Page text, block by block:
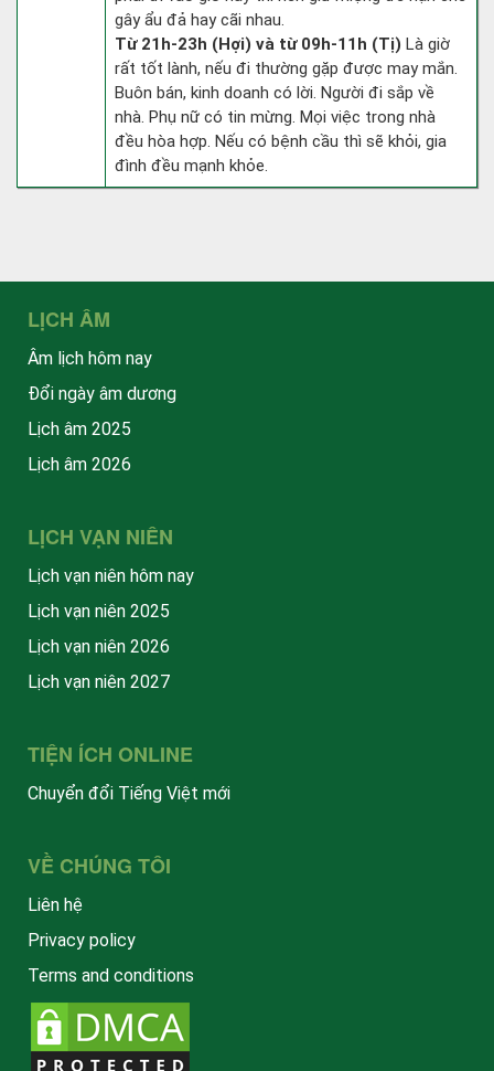
gây ẩu đả hay cãi nhau.
Từ 21h-23h (Hợi) và từ 09h-11h (Tị) Là giờ
rất tốt lành, nếu đi thường gặp được may mắn.
Buôn bán, kinh doanh có lời. Người đi sắp về
nhà. Phụ nữ có tin mừng. Mọi việc trong nhà
đều hòa hợp. Nếu có bệnh cầu thì sẽ khỏi, gia
đình đều mạnh khỏe.
LỊCH ÂM
Âm lịch hôm nay
Đổi ngày âm dương
Lịch âm 2025
Lịch âm 2026
LỊCH VẠN NIÊN
Lịch vạn niên hôm nay
Lịch vạn niên 2025
Lịch vạn niên 2026
Lịch vạn niên 2027
TIỆN ÍCH ONLINE
Chuyển đổi Tiếng Việt mới
VỀ CHÚNG TÔI
Liên hệ
Privacy policy
Terms and conditions